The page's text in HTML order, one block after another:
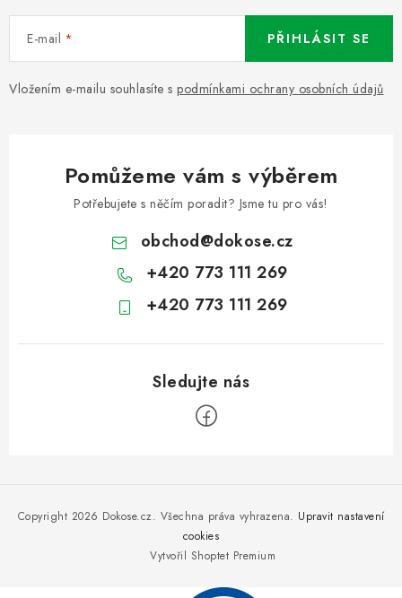
E-mail
Vložením e-mailu souhlasíte s podmínkami ochrany osobních údajů
PŘIHLÁSIT SE
Pomůžeme vám s výběrem
Potřebujete s něčím poradit? Jsme tu pro vás!
obchod@dokose.cz
+420 773 111 269
+420 773 111 269
Vytvořil Shoptet Premium
Copyright 2026 Dokose.cz. Všechna práva vyhrazena. Upravit nastavení
cookies